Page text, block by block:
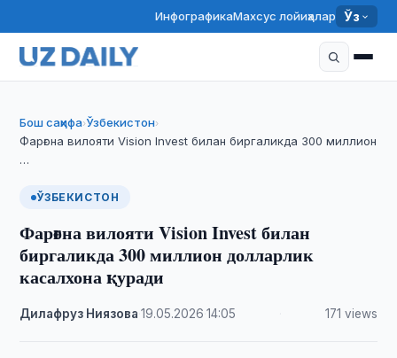
ИнфографикаМахсус лойиҳалар Ўз
Бош саҳифа›Ўзбекистон›
Фарғона вилояти Vision Invest билан биргаликда 300 миллион
…
ЎЗБЕКИСТОН
Фарғона вилояти Vision Invest билан
биргаликда 300 миллион долларлик
касалхона қуради
Дилафруз Ниязова ·19.05.2026 ·14:05 171 views